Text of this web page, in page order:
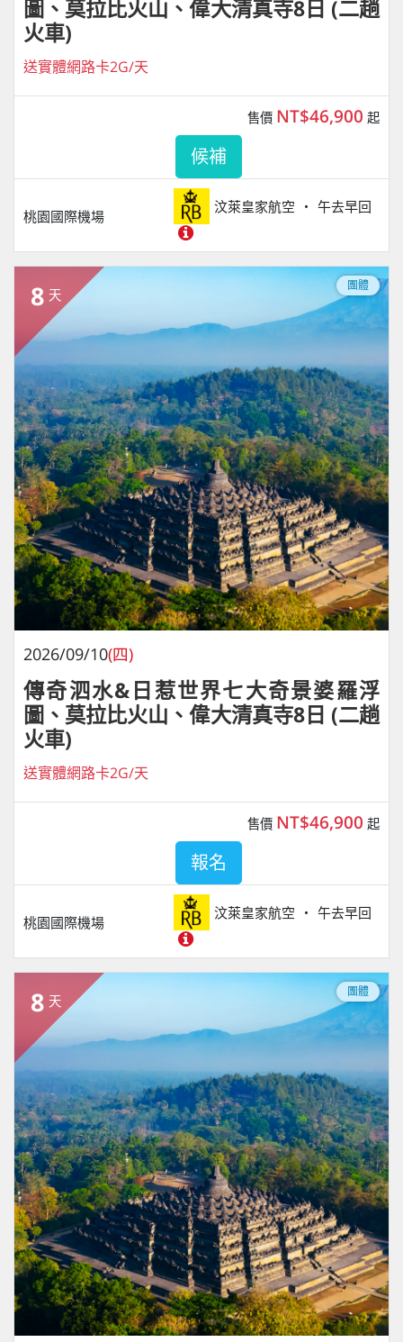
圖、莫拉比火山、偉大清真寺8日 (二趟
火車)
送實體網路卡2G/天
桃園國際機場
汶萊皇家航空 午去早回
售價 NT$46,900 起
候補
8 天
團體
2026/09/10(四)
傳奇泗水&日惹世界七大奇景婆羅浮
圖、莫拉比火山、偉大清真寺8日 (二趟
火車)
送實體網路卡2G/天
桃園國際機場
汶萊皇家航空 午去早回
售價 NT$46,900 起
報名
8 天
團體